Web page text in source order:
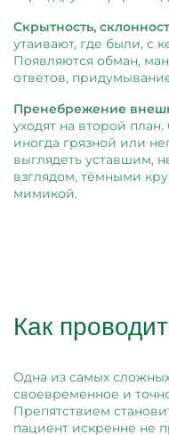
Скрытность,
утаивают, где были, с
Появляются обман,
ответов,
Пренебрежение
уходят на второй
иногда грязной или
выглядеть уставшим,
взглядом, тёмными
мимикой.
Как
Одна из самых
своевременное и
Препятствием
пациент искренне не